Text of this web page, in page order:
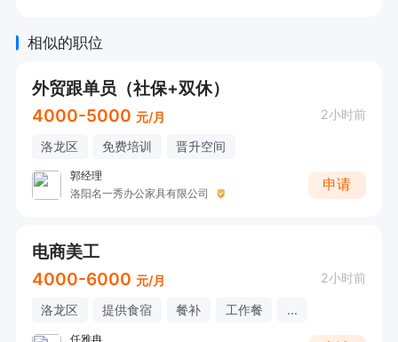
相似的职位
外贸跟单员（社保+双休）
4000-5000 元/月 2小时前
洛龙区 免费培训 晋升空间
郭经理
洛阳名一秀办公家具有限公司
申请
电商美工
4000-6000 元/月 2小时前
洛龙区 提供食宿 餐补 工作餐 ...
任雅冉